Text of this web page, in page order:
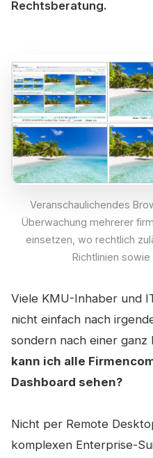
Rechtsberatung.
Veranschaulichendes
Überwachung mehrerer
einsetzen, wo rechtlich
Richtlinien
Viele KMU-Inhaber und
nicht einfach nach
sondern nach einer
kann ich alle
Dashboard sehen?
Nicht per Remote
komplexen Enterprise-